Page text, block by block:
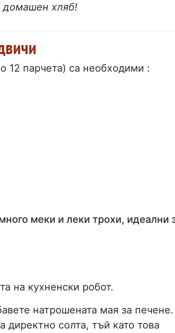
домашен хляб!
12 парчета) са необходими :
меки и леки трохи, идеални
на кухненски робот.
натрошената мая за печене.
директно солта, тъй като това